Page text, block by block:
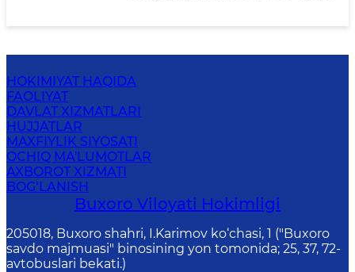
HOKIMIYAT HAQIDA
FAOLIYAT
DAVLAT XIZMATLARI
HUJJATLAR
MAXFIYLIK SIYOSATI
OCHIQ MA'LUMOTLAR
AXBOROT XIZMATI
BOG‘LANISH
Buxoro Viloyati Hokimligi
205018, Buхоrо shahri, I.Karimov ko‘chаsi, 1 ("Buxoro
savdo majmuasi" binosining yon tomonida; 25, 37, 72-
avtobuslari bekati.)